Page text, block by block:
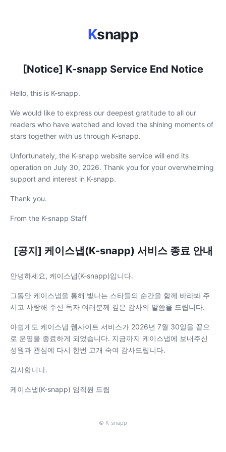
Ksnapp
[Notice] K-snapp Service End Notice
Hello, this is K-snapp.
We would like to express our deepest gratitude to all our
readers who have watched and loved the shining moments of
stars together with us through K-snapp.
Unfortunately, the K-snapp website service will end its
operation on July 30, 2026. Thank you for your overwhelming
support and interest in K-snapp.
Thank you.
From the K-snapp Staff
[공지] 케이스냅(K-snapp) 서비스 종료 안내
안녕하세요, 케이스냅(K-snapp)입니다.
그동안 케이스냅을 통해 빛나는 스타들의 순간을 함께 바라봐 주
시고 사랑해 주신 독자 여러분께 깊은 감사의 말씀을 드립니다.
아쉽게도 케이스냅 웹사이트 서비스가 2026년 7월 30일을 끝으
로 운영을 종료하게 되었습니다. 지금까지 케이스냅에 보내주신
성원과 관심에 다시 한번 고개 숙여 감사드립니다.
감사합니다.
케이스냅(K-snapp) 임직원 드림
© K-snapp